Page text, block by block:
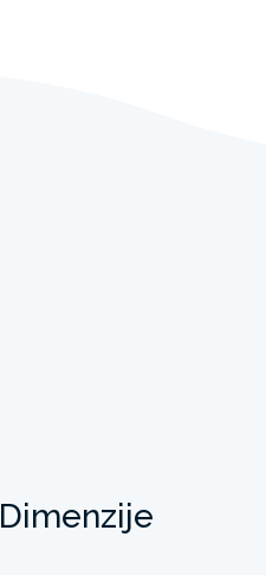
Dimenzije